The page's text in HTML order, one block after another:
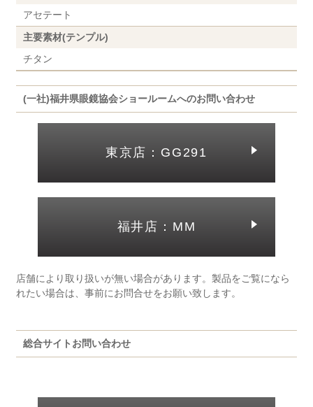
アセテート
主要素材(テンプル)
チタン
(一社)福井県眼鏡協会ショールームへのお問い合わせ
東京店：GG291
福井店：MM
店舗により取り扱いが無い場合があります。製品をご覧になら
れたい場合は、事前にお問合せをお願い致します。
総合サイトお問い合わせ